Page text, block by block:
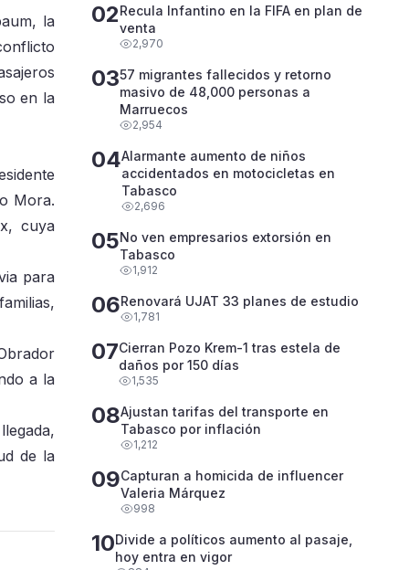
la
en la
Mora.
cuya
para
a la
de la
02Recula Infantino en la FIFA en plan de
venta
2,970
0357 migrantes fallecidos y retorno
masivo de 48,000 personas a
Marruecos
2,954
04Alarmante aumento de niños
accidentados en motocicletas en
Tabasco
2,696
05No ven empresarios extorsión en
Tabasco
1,912
06Renovará UJAT 33 planes de estudio
1,781
07Cierran Pozo Krem-1 tras estela de
daños por 150 días
1,535
08Ajustan tarifas del transporte en
Tabasco por inflación
1,212
09Capturan a homicida de influencer
Valeria Márquez
998
10Divide a políticos aumento al pasaje,
hoy entra en vigor